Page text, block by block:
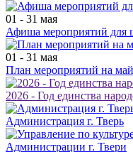
01 - 31 мая
Афиша мероприятий для
01 - 31 мая
План мероприятий на
2026 - Год единства
Администрация г. Тверь